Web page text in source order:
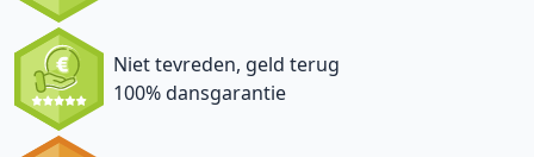
Niet tevreden, geld terug
100% dansgarantie